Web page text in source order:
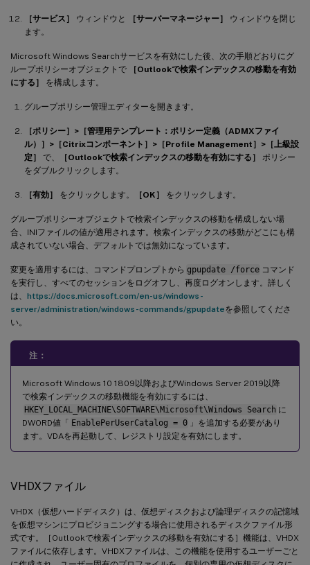
［サービス］ ウィンドウと ［サーバーマネージャー］
ウィンドウを閉じ
ます。
Microsoft Windows Searchサービスを有効にした後、次の手順どおりにグ
ループポリシーオブジェクトで
［Outlookで検索インデックスの移動を有効
にする］
を構成します。
グループポリシー管理エディターを開きます。
［ポリシー］>［管理用テンプレート：ポリシー定義（ADMXファイ
ル）］>［Citrixコンポーネント］>［Profile Management］>［上級設
定］
で、 ［Outlookで検索インデックスの移動を有効にする］
ポリシー
をダブルクリックします。
［有効］ をクリックします。 ［OK］ をクリックします。
グループポリシーオブジェクトで検索インデックスの移動を構成しない場
合、INIファイルの値が適用されます。検索インデックスの移動がどこにも構
成されていない場合、デフォルトでは無効になっています。
変更を適用するには、コマンドプロンプトから gpupdate /force コマンド
を実行し、すべてのセッションをログオフし、再度ログオンします。詳しく
は、 https://docs.microsoft.com/en-us/windows-
server/administration/windows-commands/gpupdateを参照してくださ
い。
注：
Microsoft Windows 10 1809以降およびWindows Server 2019以降
で検索インデックスの移動機能を有効にするには、
HKEY_LOCAL_MACHINE\SOFTWARE\Microsoft\Windows Search に
DWORD値「 EnablePerUserCatalog = 0 」を追加する必要があり
ます。VDAを再起動して、レジストリ設定を有効にします。
VHDXファイル
VHDX（仮想ハードディスク）は、仮想ディスクおよび論理ディスクの記憶域
を仮想マシンにプロビジョニングする場合に使用されるディスクファイル形
式です。［Outlookで検索インデックスの移動を有効にする］機能は、VHDX
ファイルに依存します。VHDXファイルは、この機能を使用するユーザーごと